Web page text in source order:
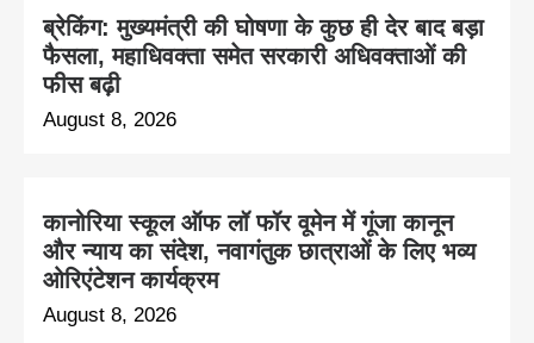
ब्रेकिंग: मुख्यमंत्री की घोषणा के कुछ ही देर बाद बड़ा
फैसला, महाधिवक्ता समेत सरकारी अधिवक्ताओं की
फीस बढ़ी
August 8, 2026
कानोरिया स्कूल ऑफ लॉ फॉर वूमेन में गूंजा कानून
और न्याय का संदेश, नवागंतुक छात्राओं के लिए भव्य
ओरिएंटेशन कार्यक्रम
August 8, 2026